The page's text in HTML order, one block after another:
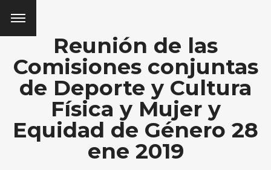
Reunión de las
Comisiones conjuntas
de Deporte y Cultura
Física y Mujer y
Equidad de Género 28
ene 2019